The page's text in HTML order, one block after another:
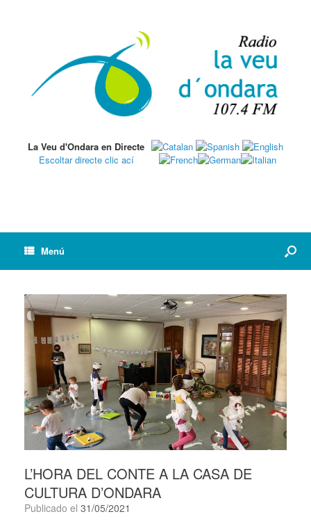
La Veu d'Ondara en Directe
Escoltar directe clic ací
Menú
L’HORA DEL CONTE A LA CASA DE
CULTURA D’ONDARA
Publicado el 31/05/2021